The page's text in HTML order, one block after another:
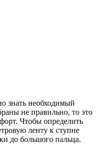
знать необходимый
не правильно, то это
Чтобы определить
ленту к ступне
до большого пальца.